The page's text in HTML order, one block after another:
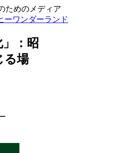
ためのメディア
ーワンダーランド
」：昭
る場